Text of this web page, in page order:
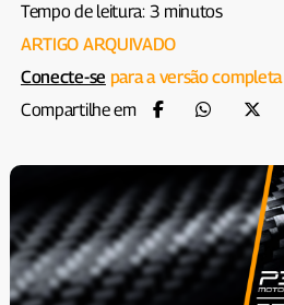
Tempo de leitura: 3 minutos
ARTIGO ARQUIVADO
Conecte-se para a versão completa
Compartilhe em